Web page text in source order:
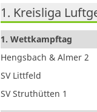
1. Kreisliga
1. Wettkampftag
Hengsbach & Almer 2
SV Littfeld
SV Struthütten 1